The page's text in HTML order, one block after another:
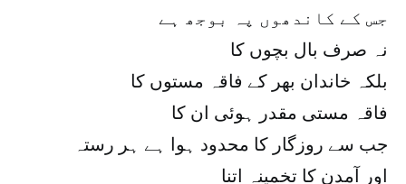
جس کے کاندھوں پہ بوجھ ہے
نہ صرف بال بچوں کا
بلکہ خاندان بھر کے فاقہ مستوں کا
فاقہ مستی مقدر ہوئی ان کا
جب سے روزگار کا محدود ہوا ہے ہر رستہ
اور آمدن کا تخمینہ اتنا